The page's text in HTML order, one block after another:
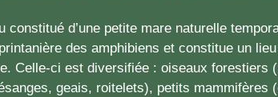
constitué d’une petite mare naturelle
des amphibiens et constitue un
Celle-ci est diversifiée : oiseaux forestiers
geais, roitelets), petits mammifères